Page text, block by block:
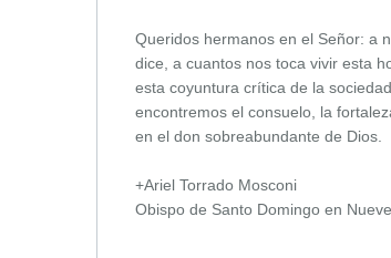
Queridos hermanos en el Señor: a
dice, a cuantos nos toca vivir esta
esta coyuntura crítica de la
encontremos el consuelo, la
en el don sobreabundante de Dios.
+Ariel Torrado Mosconi
Obispo de Santo Domingo en